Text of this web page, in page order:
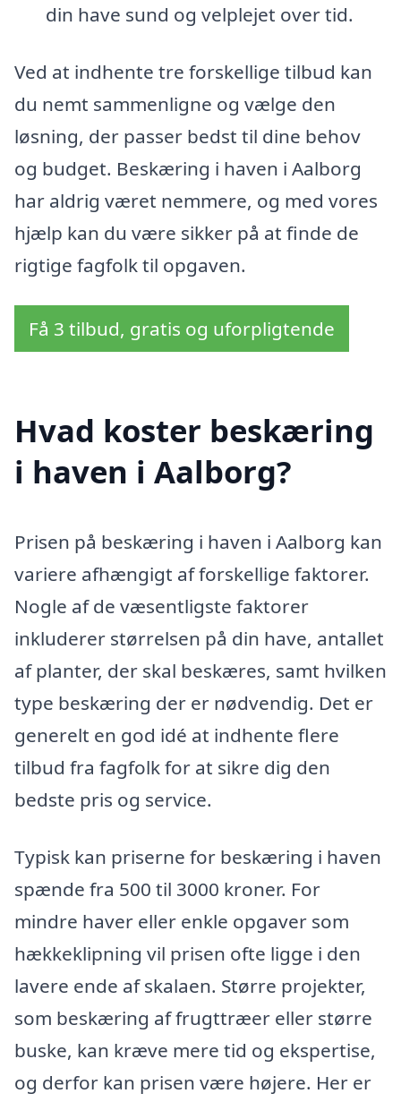
din have sund og velplejet over tid.
Ved at indhente tre forskellige tilbud kan
du nemt sammenligne og vælge den
løsning, der passer bedst til dine behov
og budget. Beskæring i haven i Aalborg
har aldrig været nemmere, og med vores
hjælp kan du være sikker på at finde de
rigtige fagfolk til opgaven.
Få 3 tilbud, gratis og uforpligtende
Hvad koster beskæring
i haven i Aalborg?
Prisen på beskæring i haven i Aalborg kan
variere afhængigt af forskellige faktorer.
Nogle af de væsentligste faktorer
inkluderer størrelsen på din have, antallet
af planter, der skal beskæres, samt hvilken
type beskæring der er nødvendig. Det er
generelt en god idé at indhente flere
tilbud fra fagfolk for at sikre dig den
bedste pris og service.
Typisk kan priserne for beskæring i haven
spænde fra 500 til 3000 kroner. For
mindre haver eller enkle opgaver som
hækkeklipning vil prisen ofte ligge i den
lavere ende af skalaen. Større projekter,
som beskæring af frugttræer eller større
buske, kan kræve mere tid og ekspertise,
og derfor kan prisen være højere. Her er